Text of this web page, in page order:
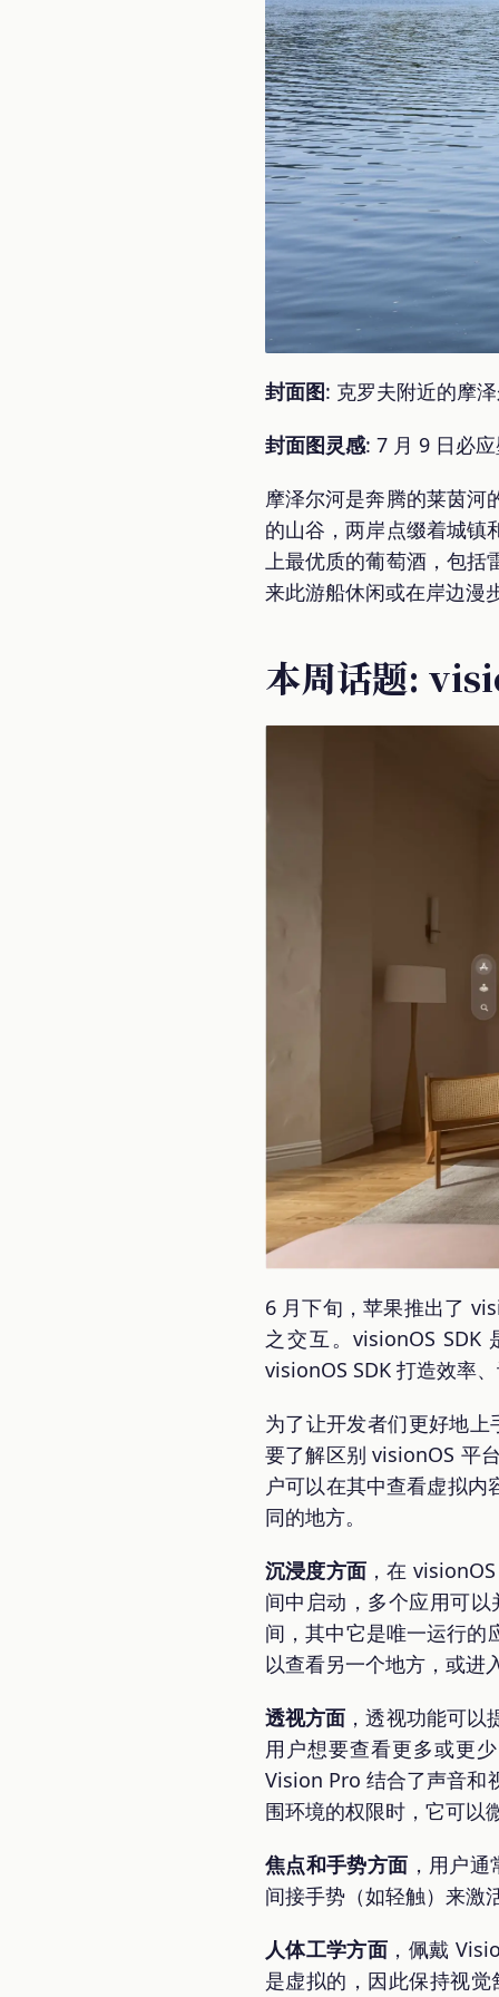
封面图: 克罗夫附近的摩
封面图灵感: 7 月 9 日必
摩泽尔河是奔腾的莱茵河
的山谷，两岸点缀着城镇
上最优质的葡萄酒，包
来此游船休闲或在岸边漫
本周话题:
6 月下旬，苹果推出了
之交互。visionOS
visionOS SDK 打造效率
为了让开发者们更好地
要了解区别 visionOS 平
户可以在其中查看虚拟
同的地方。
沉浸度方面 ，在
间中启动，多个应用可
间，其中它是唯一运行的
以查看另一个地方，或进
透视方面 ，透视功能可
用户想要查看更多或更
Vision Pro 结合了声音和
围环境的权限时，它可以
焦点和手势方面 ，用户
间接手势（如轻触）来激
人体工学方面 ，佩戴
是虚拟的，因此保持视